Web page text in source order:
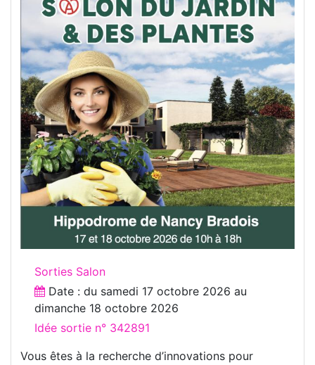
Sorties Salon
Date : du samedi 17 octobre 2026 au
dimanche 18 octobre 2026
Idée sortie n° 342891
Vous êtes à la recherche d’innovations pour